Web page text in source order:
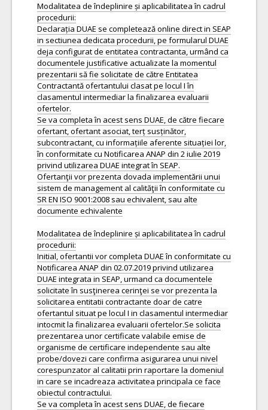
Modalitatea de îndeplinire și aplicabilitatea în cadrul
procedurii:
Declarația DUAE se completează online direct in SEAP
in sectiunea dedicata procedurii, pe formularul DUAE
deja configurat de entitatea contractanta, urmând ca
documentele justificative actualizate la momentul
prezentarii să fie solicitate de către Entitatea
Contractantă ofertantului clasat pe locul I în
clasamentul intermediar la finalizarea evaluarii
ofertelor.
Se va completa în acest sens DUAE, de către fiecare
ofertant, ofertant asociat, terț susținător,
subcontractant, cu informațiile aferente situației lor,
în conformitate cu Notificarea ANAP din 2 iulie 2019
privind utilizarea DUAE integrat în SEAP.
Ofertanţii vor prezenta dovada implementării unui
sistem de management al calităţii în conformitate cu
SR EN ISO 9001:2008 sau echivalent, sau alte
documente echivalente
Modalitatea de îndeplinire și aplicabilitatea în cadrul
procedurii:
Initial, ofertantii vor completa DUAE în conformitate cu
Notificarea ANAP din 02.07.2019 privind utilizarea
DUAE integrata in SEAP, urmand ca documentele
solicitate în susţinerea cerinţei se vor prezenta la
solicitarea entitatii contractante doar de catre
ofertantul situat pe locul I in clasamentul intermediar
intocmit la finalizarea evaluarii ofertelor.Se solicita
prezentarea unor certificate valabile emise de
organisme de certificare independente sau alte
probe/dovezi care confirma asigurarea unui nivel
corespunzator al calitatii prin raportare la domeniul
in care se incadreaza activitatea principala ce face
obiectul contractului.
Se va completa în acest sens DUAE, de fiecare